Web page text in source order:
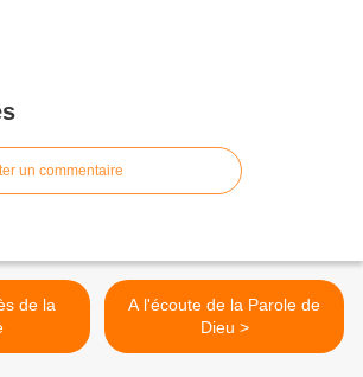
un commentaire
A l'écoute de la Parole de
Dieu >